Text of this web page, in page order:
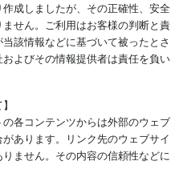
成しましたが、その正確性、安全
せん。ご利用はお客様の判断と責
該情報などに基づいて被ったとさ
よびその情報提供者は責任を負い
各コンテンツからは外部のウェブ
あります。リンク先のウェブサイ
ません。その内容の信頼性などに